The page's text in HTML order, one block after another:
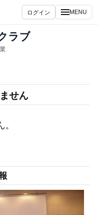
ログイン MENU
ラブ
せん